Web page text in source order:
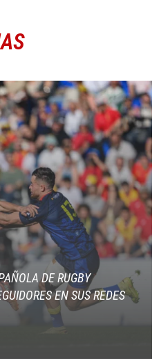
DE RUGBY
EN SUS REDES